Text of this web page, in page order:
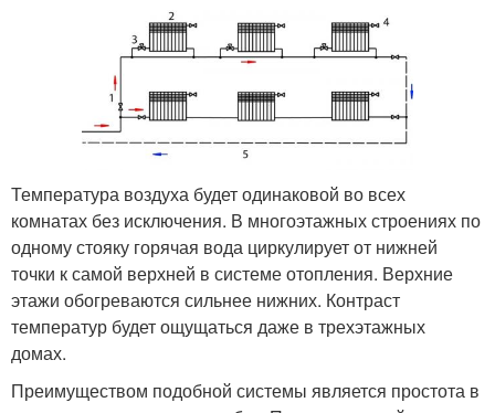
Температура воздуха будет одинаковой во всех
комнатах без исключения. В многоэтажных строениях по
одному стояку горячая вода циркулирует от нижней
точки к самой верхней в системе отопления. Верхние
этажи обогреваются сильнее нижних. Контраст
температур будет ощущаться даже в трехэтажных
домах.
Преимуществом подобной системы является простота в